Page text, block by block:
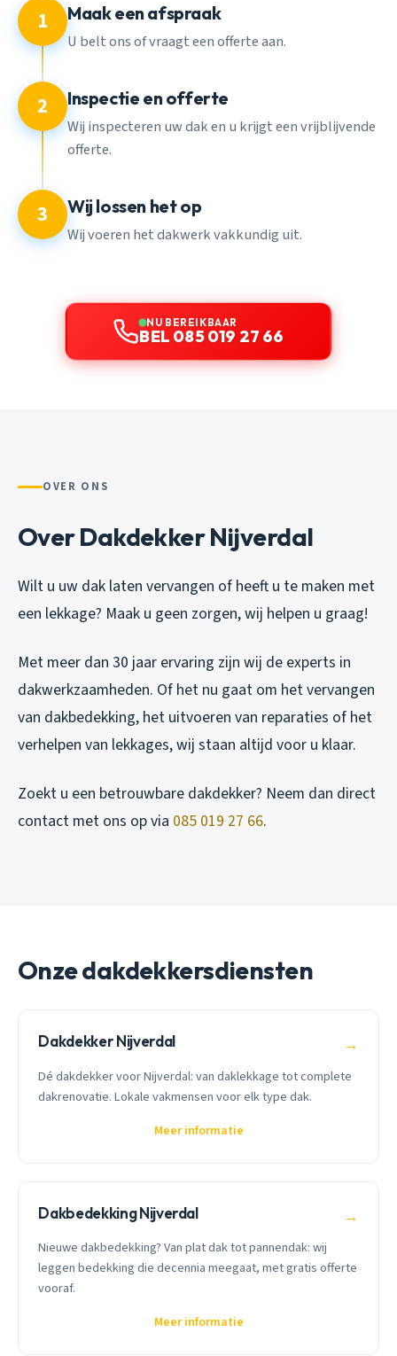
1 Maak een afspraak
U belt ons of vraagt een offerte aan.
2 Inspectie en offerte
Wij inspecteren uw dak en u krijgt een vrijblijvende
offerte.
3 Wij lossen het op
Wij voeren het dakwerk vakkundig uit.
NU BEREIKBAAR
BEL 085 019 27 66
OVER ONS
Over Dakdekker Nijverdal
Wilt u uw dak laten vervangen of heeft u te maken met
een lekkage? Maak u geen zorgen, wij helpen u graag!
Met meer dan 30 jaar ervaring zijn wij de experts in
dakwerkzaamheden. Of het nu gaat om het vervangen
van dakbedekking, het uitvoeren van reparaties of het
verhelpen van lekkages, wij staan altijd voor u klaar.
Zoekt u een betrouwbare dakdekker? Neem dan direct
contact met ons op via 085 019 27 66.
Onze dakdekkersdiensten
Dakdekker Nijverdal →
Dé dakdekker voor Nijverdal: van daklekkage tot complete
dakrenovatie. Lokale vakmensen voor elk type dak.
Meer informatie
Dakbedekking Nijverdal →
Nieuwe dakbedekking? Van plat dak tot pannendak: wij
leggen bedekking die decennia meegaat, met gratis offerte
vooraf.
Meer informatie